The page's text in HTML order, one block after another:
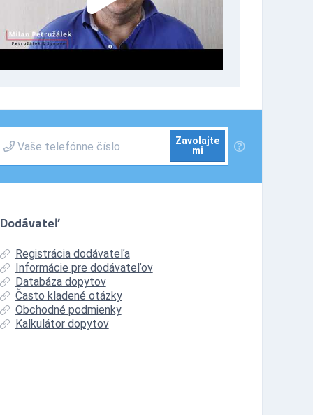
Zavolajte
mi
Dodávateľ
Registrácia dodávateľa
Informácie pre dodávateľov
Databáza dopytov
Často kladené otázky
Obchodné podmienky
Kalkulátor dopytov